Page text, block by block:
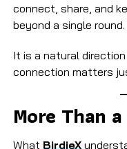
connect, share, and
beyond a single round.
It is a natural
connection matters
More Than
What BirdieX